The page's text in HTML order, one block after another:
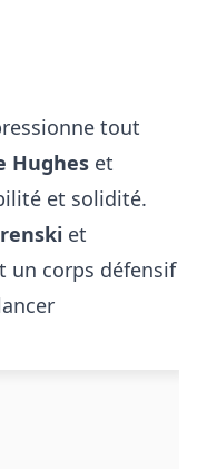
tout
Hughes et
et solidité.
et
un corps défensif